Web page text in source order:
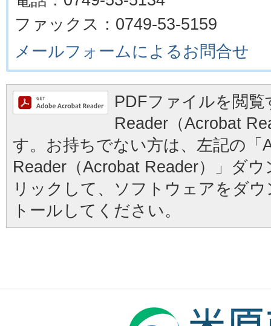
ファックス：0749-53-5159
メールフォームによるお問合せ
PDFファイルを閲
Reader（Acrobat
す。お持ちでない方は、左記の「
Reader（Acrobat Reader）」ダ
リックして、ソフトウェアをダ
トールしてください。